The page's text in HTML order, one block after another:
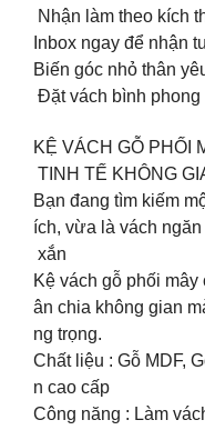
Nhận làm theo kích
Inbox ngay để nhận
Biến góc nhỏ thân
Đặt vách bình phong
KỆ VÁCH GỖ PHỐI
TINH TẾ KHÔNG
Bạn đang tìm kiếm
ích, vừa là vách
xắn
Kệ vách gỗ phối
ân chia không gian
ng trọng.
Chất liệu : Gỗ MDF,
n cao cấp
Công năng : Làm